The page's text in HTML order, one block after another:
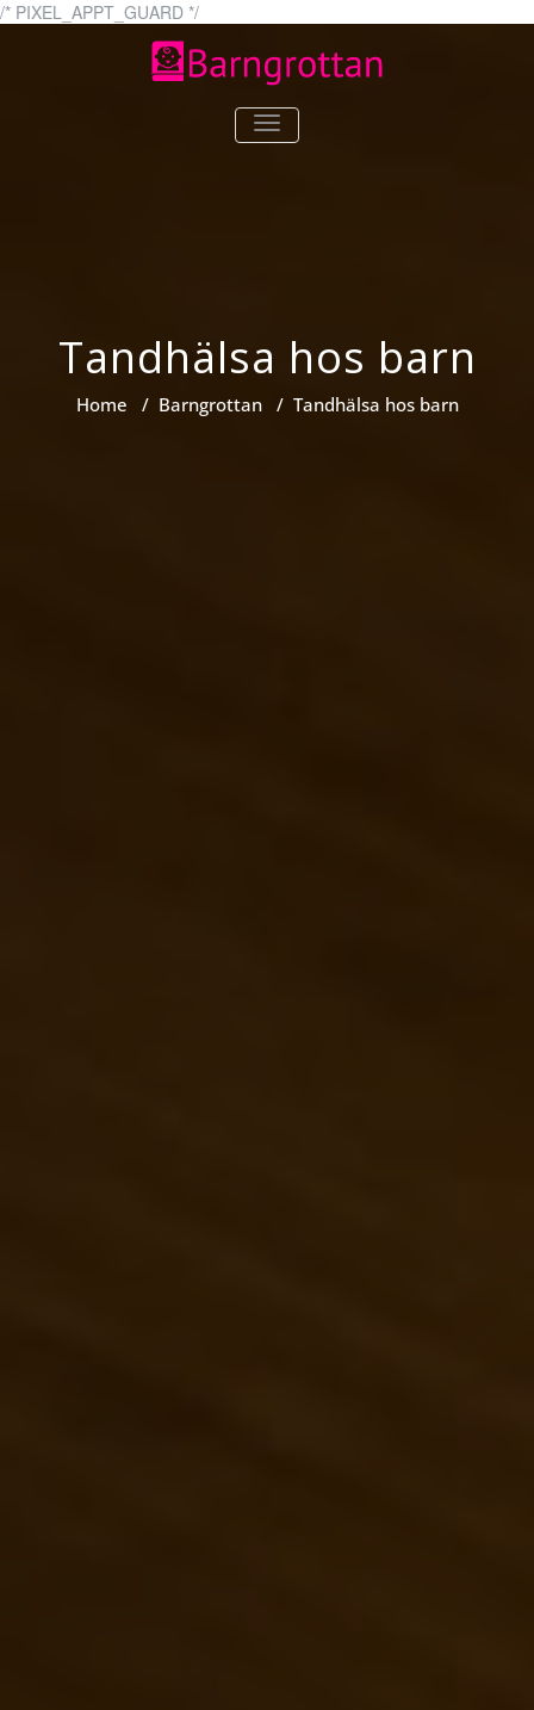
/* PIXEL_APPT_GUARD */Skip
content
systerochbror.se
TOGGLE
NAVIGATION
Tandhälsa hos barn
Home / Barngrottan/ Tandhälsa hos barn